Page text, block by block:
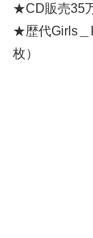
★CD販売35
★歴代Girls＿
枚）